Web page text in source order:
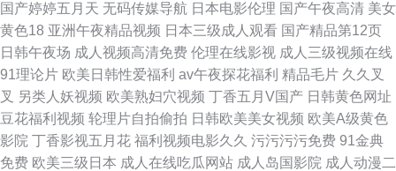
国产婷婷五月天 无码传媒导航 日本电影伦理 国产午夜高清 美女
黄色18 亚洲午夜精品视频 日本三级成人观看 国产精品第12页
日韩午夜场 成人视频高清免费 伦理在线影视 成人三级视频在线
91理论片 欧美日韩性爱福利 av午夜探花福利 精品毛片 久久叉
叉 另类人妖视频 欧美熟妇穴视频 丁香五月V国产 日韩黄色网址
豆花福利视频 轮理片自拍偷拍 日韩欧美美女视频 欧美A级黄色
影院 丁香影视五月花 福利视频电影久久 污污污污免费 91金典
免费 欧美三级日本 成人在线吃瓜网站 成人岛国影院 成人动漫二